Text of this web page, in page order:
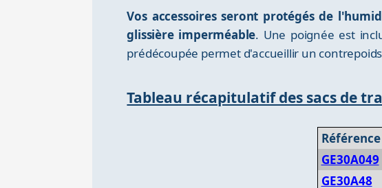
Vos accessoires seront protégés de
glissière imperméable. Une poignée est
prédécoupée permet d'accueillir un
Tableau récapitulatif des sacs de
Référence
GE30A049
GE30A48